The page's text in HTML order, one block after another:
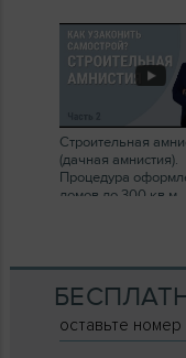
Строительная
(дачная амнистия).
Процедура
домов до 300 кв.м
оставьте